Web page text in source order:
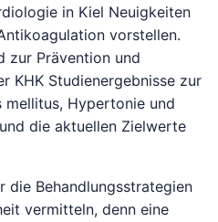
in Kiel Neuigkeiten
vorstellen.
zur Prävention und
KHK Studienergebnisse zur
mellitus, Hypertonie und
die aktuellen Zielwerte
die Behandlungsstrategien
vermitteln, denn eine